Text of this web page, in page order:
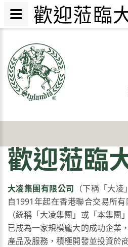
內
歡迎蒞臨
大凌集團有限公司 （下稱「大
自1991年起在香港聯合交易所
（統稱「大凌集團」或「本集
已成為一家規模龐大的成功企業
產品及服務，積極開發並投資於
歡迎蒞臨